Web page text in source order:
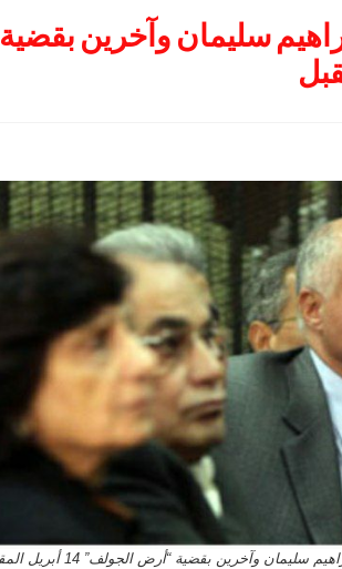
سليمان وآخرين بقضية
وآخرين بقضية “أرض الجولف” 14 أبريل المقبل